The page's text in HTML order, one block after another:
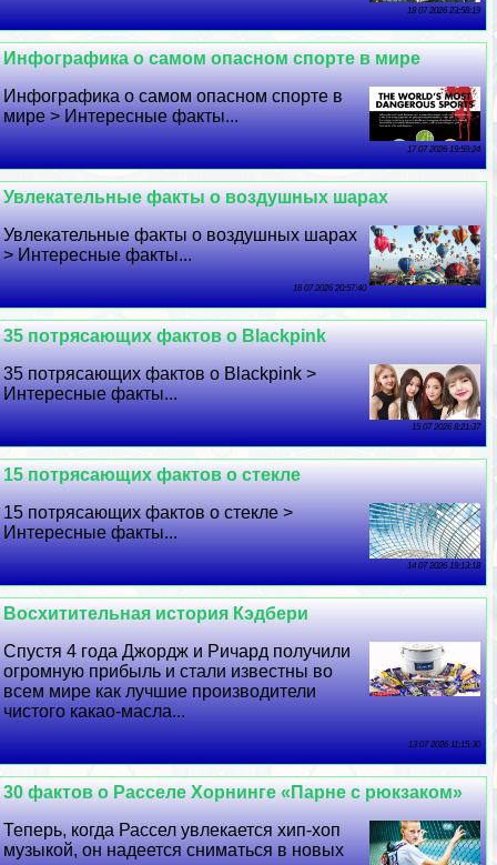
18 07 2026 23:58:19
Инфографика о самом опасном спорте в мире
Инфографика о самом опасном спорте в
мире > Интересные факты...
17 07 2026 19:59:24
Увлекательные факты о воздушных шарах
Увлекательные факты о воздушных шарах
> Интересные факты...
16 07 2026 20:57:40
35 потрясающих фактов о Blackpink
35 потрясающих фактов о Blackpink >
Интересные факты...
15 07 2026 8:21:37
15 потрясающих фактов о стекле
15 потрясающих фактов о стекле >
Интересные факты...
14 07 2026 19:13:18
Восхитительная история Кэдбери
Спустя 4 года Джордж и Ричард получили
огромную прибыль и стали известны во
всем мире как лучшие производители
чистого какао-масла...
13 07 2026 11:15:30
30 фактов о Расселе Хорнинге «Парне с рюкзаком»
Теперь, когда Рассел увлекается хип-хоп
музыкой, он надеется сниматься в новых